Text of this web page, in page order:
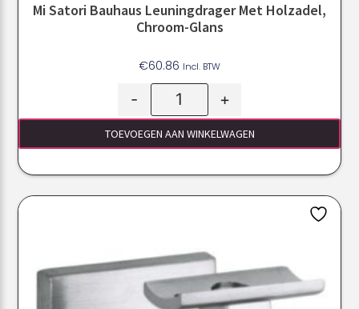
Mi Satori Bauhaus Leuningdrager Met Holzadel,
Chroom-Glans
€60.86 Incl. BTW
- +
TOEVOEGEN AAN WINKELWAGEN